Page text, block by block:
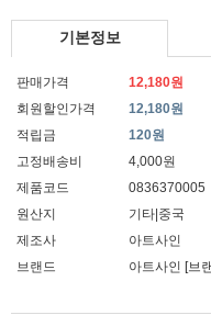
기본정보
판매가격
12,180원
회원할인가격
12,180원
적립금
120원
고정배송비
4,000원
제품코드
0836370005
원산지
기타|중국
제조사
아트사인
브랜드
아트사인 [브